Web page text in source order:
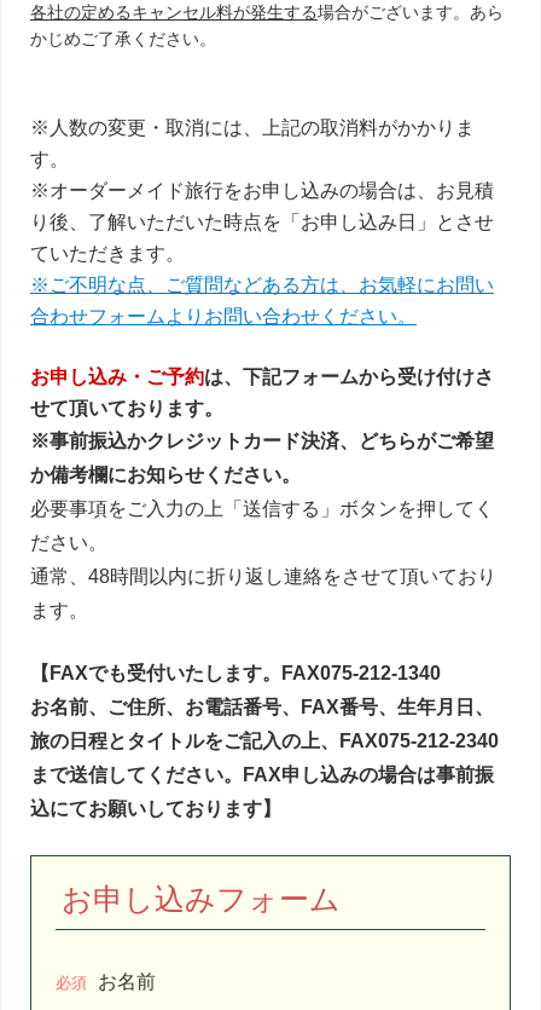
各社の定めるキャンセル料が発生する場合がございます。あら
かじめご了承ください。
※人数の変更・取消には、上記の取消料がかかりま
す。
※オーダーメイド旅行をお申し込みの場合は、お見積
り後、了解いただいた時点を「お申し込み日」とさせ
ていただきます。
※ご不明な点、ご質問などある方は、お気軽にお問い
合わせフォームよりお問い合わせください。
お申し込み・ご予約は、下記フォームから受け付けさ
せて頂いております。
※事前振込かクレジットカード決済、どちらがご希望
か備考欄にお知らせください。
必要事項をご入力の上「送信する」ボタンを押してく
ださい。
通常、48時間以内に折り返し連絡をさせて頂いており
ます。
【FAXでも受付いたします。FAX075-212-1340
お名前、ご住所、お電話番号、FAX番号、生年月日、
旅の日程とタイトルをご記入の上、FAX075-212-2340
まで送信してください。FAX申し込みの場合は事前振
込にてお願いしております】
お申し込みフォーム
必須 お名前